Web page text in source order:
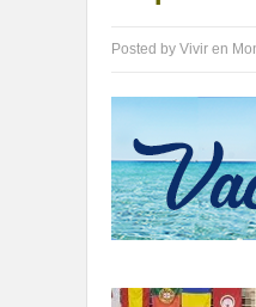
Posted by Vivir en